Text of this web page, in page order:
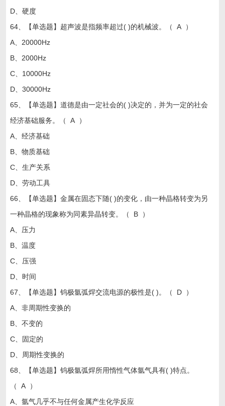
D、硬度
64、【单选题】超声波是指频率超过( )的机械波。（ A ）
A、20000Hz
B、2000Hz
C、10000Hz
D、30000Hz
65、【单选题】道德是由一定社会的( )决定的，并为一定的社会
经济基础服务。（ A ）
A、经济基础
B、物质基础
C、生产关系
D、劳动工具
66、【单选题】金属在固态下随( )的变化，由一种晶格转变为另
一种晶格的现象称为同素异晶转变。（ B ）
A、压力
B、温度
C、压强
D、时间
67、【单选题】钨极氩弧焊交流电源的极性是( )。（ D ）
A、非周期性变换的
B、不变的
C、固定的
D、周期性变换的
68、【单选题】钨极氩弧焊所用惰性气体氩气具有( )特点。
（ A ）
A、氩气几乎不与任何金属产生化学反应